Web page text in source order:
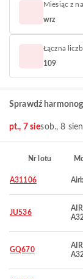
Miesiąc z
wrz
Łączna
109
Sprawdź
pt., 7 siesob., 8 sie
Nr lotu
A31106
JU536
GQ670